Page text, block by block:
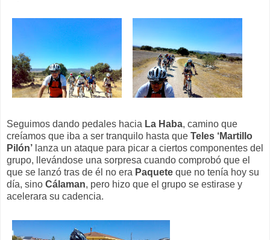
Seguimos dando pedales hacia La Haba, camino que
creíamos que iba a ser tranquilo hasta que Teles ‘Martillo
Pilón’ lanza un ataque para picar a ciertos componentes del
grupo, llevándose una sorpresa cuando comprobó que el
que se lanzó tras de él no era Paquete que no tenía hoy su
día, sino Cálaman, pero hizo que el grupo se estirase y
acelerara su cadencia.